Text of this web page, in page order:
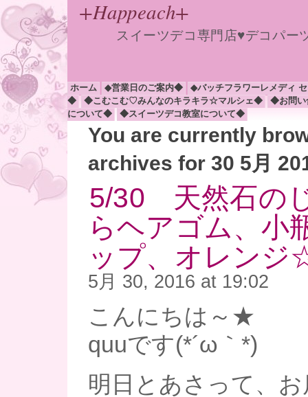
+Happeach+
スイーツデコ専門店♥デコパ
ホーム ◆営業日のご案内◆
◆バッチフラワーレメディ
◆
◆こむこむ♡みんなのキラキラ☆マルシェ◆
◆お問
について◆
◆スイーツデコ教室について◆
You are currently
archives for 30 5月
5/30 天然石の
らヘアゴム、小
ップ、オレン
5月 30, 2016 at 19:02
こんにちは～★
quuです(*´ω｀*)
明日とあさって、